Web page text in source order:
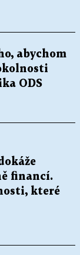
abychom
ODS
financí.
které